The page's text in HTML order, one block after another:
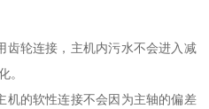
齿轮连接，主机内污水不会进入减
。
机的软性连接不会因为主轴的偏差